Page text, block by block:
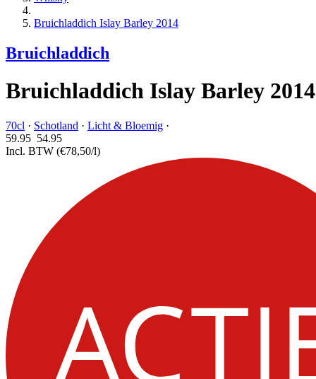
Bruichladdich Islay Barley 2014
Bruichladdich
Bruichladdich Islay Barley 2014
70cl · Schotland · Licht & Bloemig ·
59.95 54.95
Incl. BTW (€78,50/l)